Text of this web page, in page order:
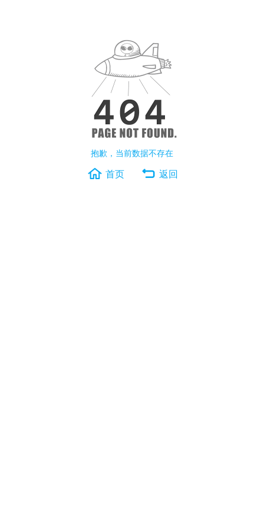
抱歉，当前数据不存在
首页 返回